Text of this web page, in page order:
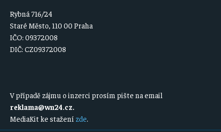
Rybná 716/24
Staré Město, 110 00 Praha
IČO: 09372008
DIČ: CZ09372008
V případě zájmu o inzerci prosím pište na email
reklama@wn24.cz.
MediaKit ke stažení zde.